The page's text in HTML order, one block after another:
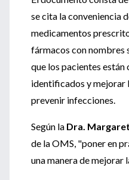
se cita la conveniencia
medicamentos
fármacos con nombres
que los pacientes
identificados y mejorar
prevenir infecciones.
Según la Dra.
de la OMS, "poner en
una manera de mejorar